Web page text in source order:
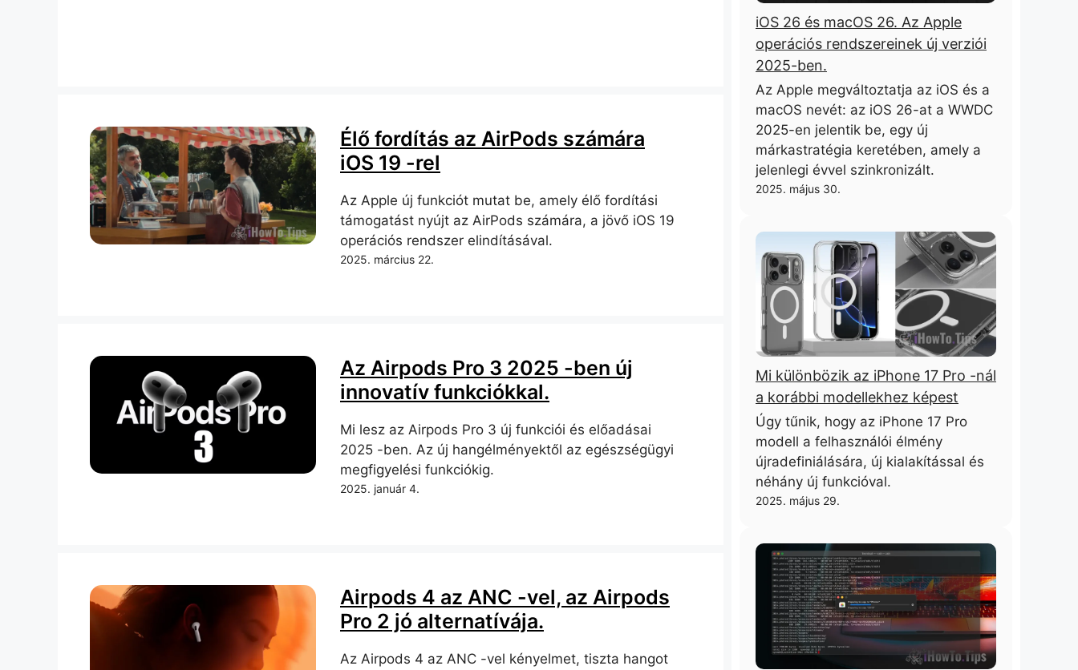
Élő fordítás az AirPods számára
iOS 19 -rel
Az Apple új funkciót mutat be, amely élő fordítási
támogatást nyújt az AirPods számára, a jövő iOS 19
operációs rendszer elindításával.
2025. március 22.
Az Airpods Pro 3 2025 -ben új
innovatív funkciókkal.
Mi lesz az Airpods Pro 3 új funkciói és előadásai
2025 -ben. Az új hangélményektől az egészségügyi
megfigyelési funkciókig.
2025. január 4.
Airpods 4 az ANC -vel, az Airpods
Pro 2 jó alternatívája.
Az Airpods 4 az ANC -vel kényelmet, tiszta hangot
iOS 26 és macOS 26. Az Apple
operációs rendszereinek új verziói
2025-ben.
Az Apple megváltoztatja az iOS és a
macOS nevét: az iOS 26-at a WWDC
2025-en jelentik be, egy új
márkastratégia keretében, amely a
jelenlegi évvel szinkronizált.
2025. május 30.
Mi különbözik az iPhone 17 Pro -nál
a korábbi modellekhez képest
Úgy tűnik, hogy az iPhone 17 Pro
modell a felhasználói élmény
újradefiniálására, új kialakítással és
néhány új funkcióval.
2025. május 29.